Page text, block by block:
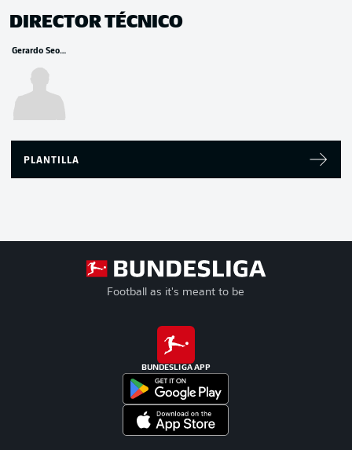
DIRECTOR TÉCNICO
Gerardo Seoane
PLANTILLA
Football as it's meant to be
BUNDESLIGA APP